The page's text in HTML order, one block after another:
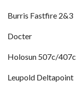
Burris Fastfire 2&3
Docter
Holosun 507c/407c
Leupold Deltapoint